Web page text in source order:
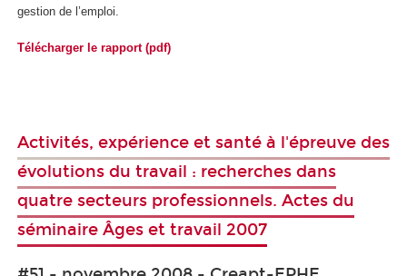
gestion de l’emploi.
Télécharger le rapport (pdf)
Activités, expérience et santé à l'épreuve des
évolutions du travail : recherches dans
quatre secteurs professionnels. Actes du
séminaire Âges et travail 2007